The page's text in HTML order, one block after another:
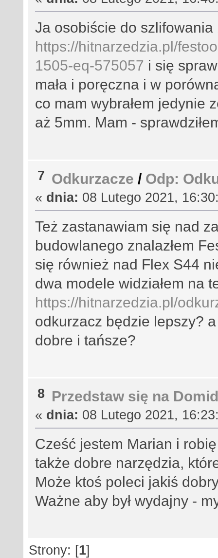
Ja osobiście do
https://hitnarzedzia.pl/
1505-eq-575057 i się
mała i poręczna i w
co mam wybrałem jedynie
aż 5mm. Mam -
7 Odkurzacze / Odp:
« dnia: 08 Lutego 2021,
Też zastanawiam się nad
budowlanego znalazłem
się również nad Flex S44
dwa modele widziałem na
https://hitnarzedzia.pl/
odkurzacz będzie lepszy?
dobre i tańsze?
8 Przedstaw się na
« dnia: 08 Lutego 2021,
Cześć jestem Marian i
także dobre narzędzia,
Może ktoś poleci jakiś
Ważne aby był wydajny -
Strony: [1]